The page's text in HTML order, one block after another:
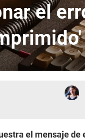
el
el mensaje de